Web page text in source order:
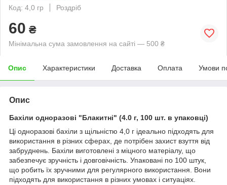
Код: 4,0 гр
Роздріб
60 ₴
Мінімальна сума замовлення на сайті — 500 ₴
Опис Характеристики Доставка Оплата Умови
Опис
Бахіли одноразові "Блакитні" (4.0 г, 100 шт. в упаковці)
Ці одноразові бахіли з щільністю 4,0 г ідеально підходять для
використання в різних сферах, де потрібен захист взуття від
забруднень. Бахіли виготовлені з міцного матеріалу, що
забезпечує зручність і довговічність. Упаковані по 100 штук,
що робить їх зручними для регулярного використання. Вони
підходять для використання в різних умовах і ситуаціях.